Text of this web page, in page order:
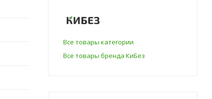
Все товары категории
Все товары бренда КиБез